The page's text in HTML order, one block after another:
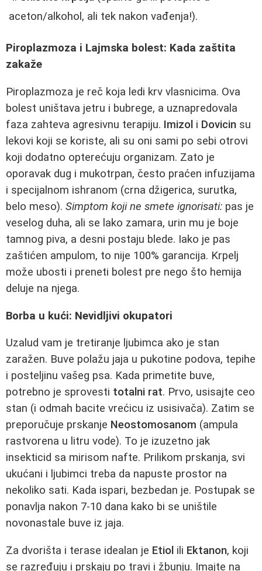
aceton/alkohol, ali tek nakon vađenja!).
Piroplazmoza i Lajmska bolest: Kada zaštita
zakaže
Piroplazmoza je reč koja ledi krv vlasnicima. Ova
bolest uništava jetru i bubrege, a uznapredovala
faza zahteva agresivnu terapiju. Imizol i Dovicin su
lekovi koji se koriste, ali su oni sami po sebi otrovi
koji dodatno opterećuju organizam. Zato je
oporavak dug i mukotrpan, često praćen infuzijama
i specijalnom ishranom (crna džigerica, surutka,
belo meso). Simptom koji ne smete ignorisati: pas je
veselog duha, ali se lako zamara, urin mu je boje
tamnog piva, a desni postaju blede. Iako je pas
zaštićen ampulom, to nije 100% garancija. Krpelj
može ubosti i preneti bolest pre nego što hemija
deluje na njega.
Borba u kući: Nevidljivi okupatori
Uzalud vam je tretiranje ljubimca ako je stan
zaražen. Buve polažu jaja u pukotine podova, tepihe
i posteljinu vašeg psa. Kada primetite buve,
potrebno je sprovesti totalni rat. Prvo, usisajte ceo
stan (i odmah bacite vrećicu iz usisivača). Zatim se
preporučuje prskanje Neostomosanom (ampula
rastvorena u litru vode). To je izuzetno jak
insekticid sa mirisom nafte. Prilikom prskanja, svi
ukućani i ljubimci treba da napuste prostor na
nekoliko sati. Kada ispari, bezbedan je. Postupak se
ponavlja nakon 7-10 dana kako bi se uništile
novonastale buve iz jaja.
Za dvorišta i terase idealan je Etiol ili Ektanon, koji
se razređuju i prskaju po travi i žbunju. Imajte na